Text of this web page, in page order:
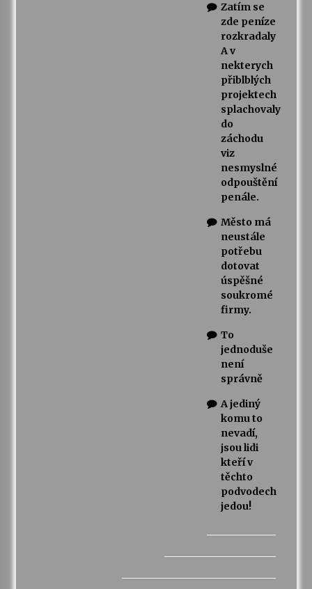
Zatím se
zde peníze
rozkradaly
A v
nekterych
přiblblých
projektech
splachovaly
do
záchodu
viz
nesmyslné
odpouštění
penále.
Město má
neustále
potřebu
dotovat
úspěšné
soukromé
firmy.
To
jednoduše
není
správně
A jediný
komu to
nevadí,
jsou lidi
kteří v
těchto
podvodech
jedou!